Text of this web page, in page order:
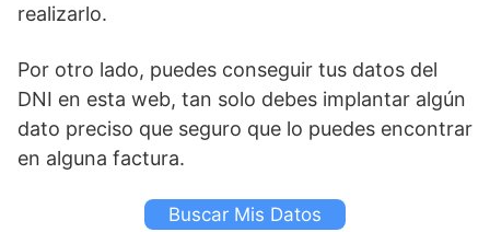
realizarlo.
Por otro lado, puedes conseguir tus datos del
DNI en esta web, tan solo debes implantar algún
dato preciso que seguro que lo puedes encontrar
en alguna factura.
Buscar Mis Datos